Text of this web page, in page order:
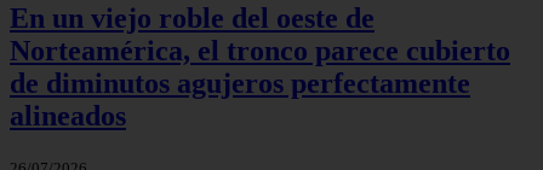
En un viejo roble del oeste de
Norteamérica, el tronco parece cubierto
de diminutos agujeros perfectamente
alineados